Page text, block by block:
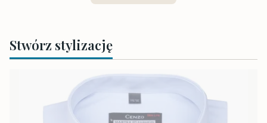
Stwórz stylizację